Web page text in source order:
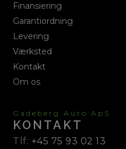
Finansiering
Garantiordning
Levering
Værksted
Kontakt
Om os
Gadeberg Auto ApS
KONTAKT
Tlf: +45 75 93 02 13